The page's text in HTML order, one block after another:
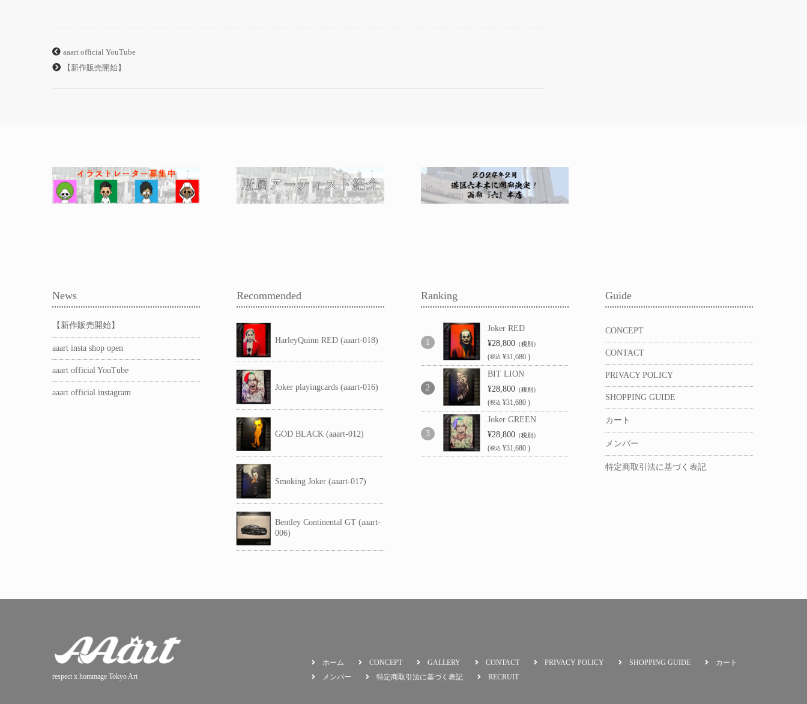
aaart official YouTube
【新作販売開始】
News
【新作販売開始】
aaart insta shop open
aaart official YouTube
aaart official instagram
Recommended
HarleyQuinn RED (aaart-018)
Joker playingcards (aaart-016)
GOD BLACK (aaart-012)
Smoking Joker (aaart-017)
Bentley Continental GT (aaart-
006)
Ranking
Joker RED
¥28,800（税別）
(税込 ¥31,680 )
BIT LION
¥28,800（税別）
(税込 ¥31,680 )
Joker GREEN
¥28,800（税別）
(税込 ¥31,680 )
Guide
CONCEPT
CONTACT
PRIVACY POLICY
SHOPPING GUIDE
カート
メンバー
特定商取引法に基づく表記
respect x hommage Tokyo Art
ホーム CONCEPT GALLERY CONTACT PRIVACY POLICY SHOPPING GUIDE
カート
メンバー
特定商取引法に基づく表記 RECRUIT